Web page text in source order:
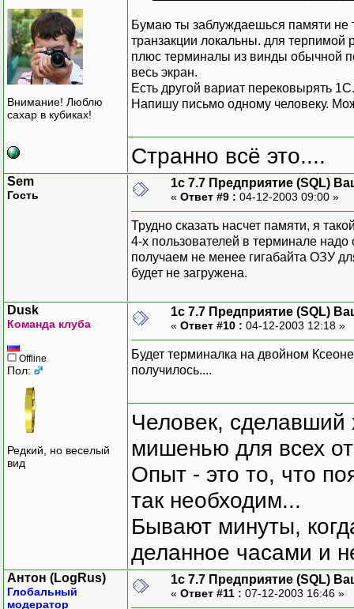
Внимание! Люблю
сахар в кубиках!
Бумаю ты заблуждаешься памяти не
транзакции локальны. для
плюс терминалы из винды обычной
весь экран.
Есть другой вариат перековырять 1С.
Напишу письмо одному человеку.
Странно всё это....
Sem
Гость
1с 7.7 Предприятие (SQL)
« Ответ #9 : 04-12-2003 09:00 »
Трудно сказать насчет памяти, я
4-х пользователей в терминале
получаем не менее гигабайта ОЗУ
будет не загружена.
Dusk
Команда клуба
Offline
Пол:
Редкий, но веселый
вид
1с 7.7 Предприятие (SQL)
« Ответ #10 : 04-12-2003 12:18 »
Будет терминалка на двойном
получилось....
Человек, сделавший
мишенью для всех
Опыт - это то, что
так необходим...
Бывают минуты,
деланное часами и
Антон (LogRus)
Глобальный
модератор
1с 7.7 Предприятие (SQL)
« Ответ #11 : 07-12-2003 16:46 »